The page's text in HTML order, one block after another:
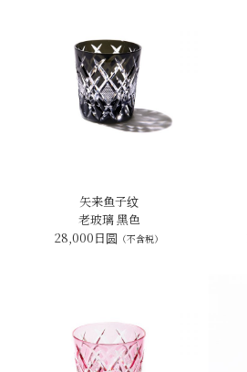
矢来鱼子纹
老玻璃 黑色
28,000日圆 （不含税）